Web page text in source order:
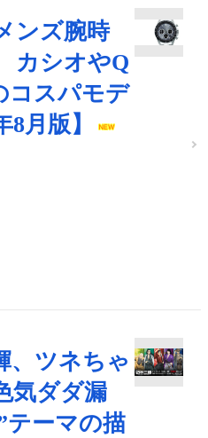
ンズ腕時
カシオやQ
コスパモデ
月版】
、ツネちゃ
気ダダ漏
テーマの描